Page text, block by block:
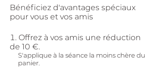
Bénéficiez d'avantages spéciaux
pour vous et vos amis
Offrez à vos amis une réduction
de 10 €.
S'applique à la séance la moins chère du
panier.